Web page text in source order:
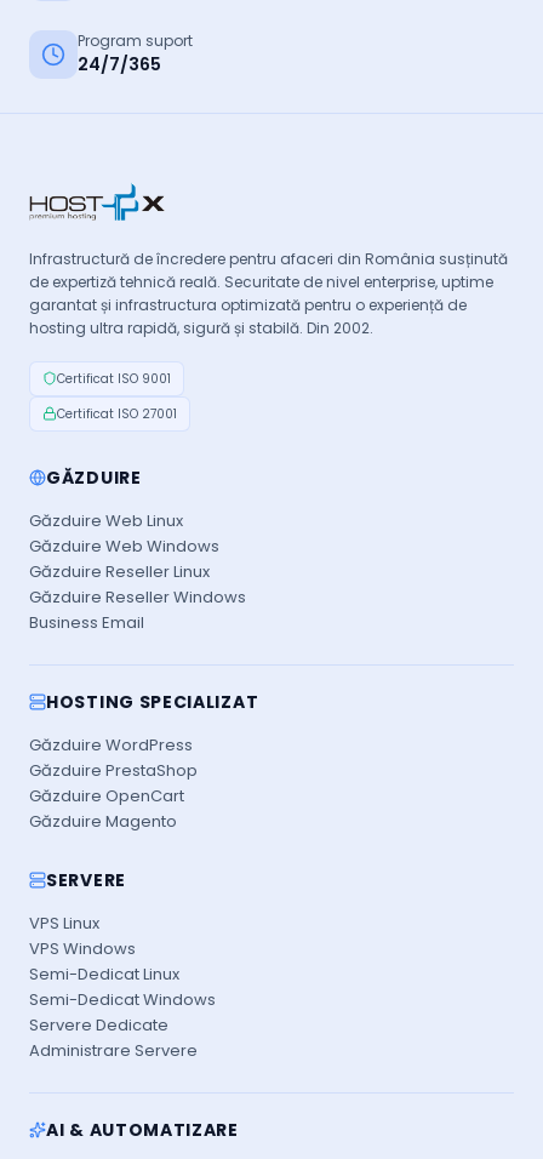
Program suport
24/7/365
Infrastructură de încredere pentru afaceri din România susținută
de expertiză tehnică reală. Securitate de nivel enterprise, uptime
garantat și infrastructura optimizată pentru o experiență de
hosting ultra rapidă, sigură și stabilă. Din 2002.
Certificat ISO 9001
Certificat ISO 27001
GĂZDUIRE
Găzduire Web Linux
Găzduire Web Windows
Găzduire Reseller Linux
Găzduire Reseller Windows
Business Email
HOSTING SPECIALIZAT
Găzduire WordPress
Găzduire PrestaShop
Găzduire OpenCart
Găzduire Magento
SERVERE
VPS Linux
VPS Windows
Semi-Dedicat Linux
Semi-Dedicat Windows
Servere Dedicate
Administrare Servere
AI & AUTOMATIZARE